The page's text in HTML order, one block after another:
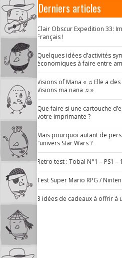
Derniers articles
Clair Obscur Expedition 33:
Français !
Quelques idées d’activités
économiques à faire entre
Visions of Mana « ♫ Elle a
Visions ma nana ♫ »
Que faire si une cartouche
votre imprimante ?
Mais pourquoi autant de
l’univers Star Wars ?
Retro test : Tobal N°1 – PS1 –
Test Super Mario RPG /
3 idées de cadeaux à offrir à